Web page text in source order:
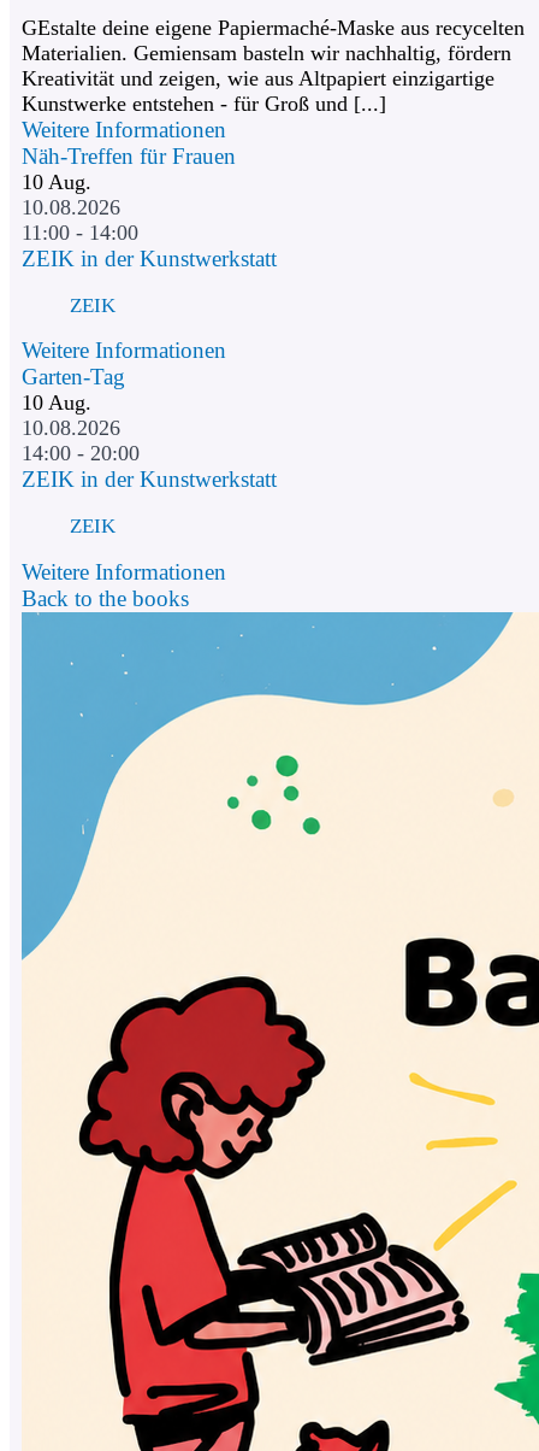
GEstalte deine eigene Papiermaché-Maske aus recycelten
Materialien. Gemiensam basteln wir nachhaltig, fördern
Kreativität und zeigen, wie aus Altpapiert einzigartige
Kunstwerke entstehen - für Groß und [...]
Weitere Informationen
Näh-Treffen für Frauen
10 Aug.
10.08.2026
11:00 - 14:00
ZEIK in der Kunstwerkstatt
ZEIK
Weitere Informationen
Garten-Tag
10 Aug.
10.08.2026
14:00 - 20:00
ZEIK in der Kunstwerkstatt
ZEIK
Weitere Informationen
Back to the books